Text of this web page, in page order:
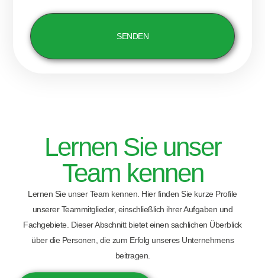
SENDEN
Lernen Sie unser
Team kennen
Lernen Sie unser Team kennen. Hier finden Sie kurze Profile
unserer Teammitglieder, einschließlich ihrer Aufgaben und
Fachgebiete. Dieser Abschnitt bietet einen sachlichen Überblick
über die Personen, die zum Erfolg unseres Unternehmens
beitragen.